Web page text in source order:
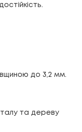
до 3,2 мм.
та дереву